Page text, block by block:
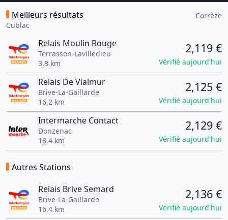
Meilleurs résultats
Cublac
Corrèze
Relais Moulin Rouge
Terrasson-Lavilledieu
3,8 km
2,119 €
Vérifié aujourd'hui
Relais De Vialmur
Brive-La-Gaillarde
16,2 km
2,125 €
Vérifié aujourd'hui
Intermarche Contact
Donzenac
18,4 km
2,129 €
Vérifié aujourd'hui
Autres Stations
Relais Brive Semard
Brive-La-Gaillarde
16,4 km
2,136 €
Vérifié aujourd'hui